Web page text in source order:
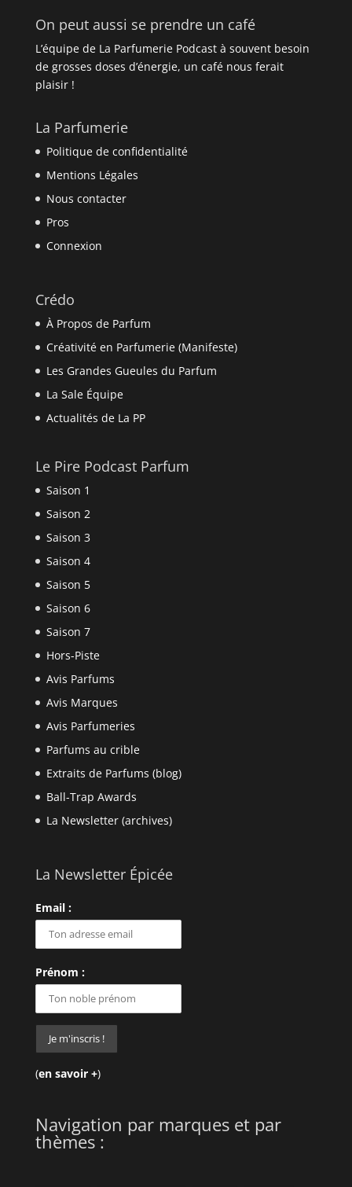
On peut aussi se prendre un café
L’équipe de La Parfumerie Podcast à souvent besoin
de grosses doses d’énergie, un café nous ferait
plaisir !
La Parfumerie
Politique de confidentialité
Mentions Légales
Nous contacter
Pros
Connexion
Crédo
À Propos de Parfum
Créativité en Parfumerie (Manifeste)
Les Grandes Gueules du Parfum
La Sale Équipe
Actualités de La PP
Le Pire Podcast Parfum
Saison 1
Saison 2
Saison 3
Saison 4
Saison 5
Saison 6
Saison 7
Hors-Piste
Avis Parfums
Avis Marques
Avis Parfumeries
Parfums au crible
Extraits de Parfums (blog)
Ball-Trap Awards
La Newsletter (archives)
La Newsletter Épicée
Email :
Prénom :
(en savoir +)
Navigation par marques et par
thèmes :